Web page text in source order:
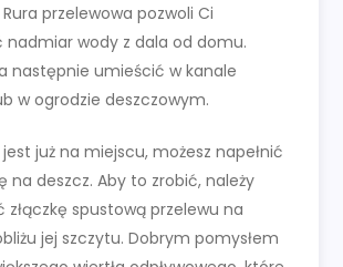
przelewowa pozwoli Ci
nadmiar wody z dala od domu.
następnie umieścić w kanale
w ogrodzie deszczowym.
już na miejscu, możesz napełnić
na deszcz. Aby to zrobić, należy
złączkę spustową przelewu na
jej szczytu. Dobrym pomysłem